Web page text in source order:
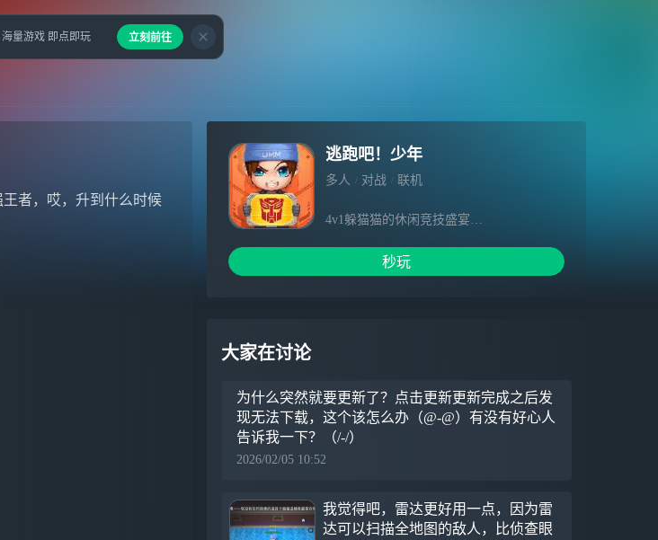
者，哎，升到什么时候
逃跑吧！少年
多人 对战 联机
4v1躲猫猫的休闲竞技盛宴
2、多样的角色选择！
3、新颖非对称竞技1V4、2V8、生存大乱斗
秒玩
大家在讨论
为什么突然就要更新了？点击更新更新完成之后发
现无法下载，这个该怎么办（@-@）有没有好心人
告诉我一下？（/-/）
2026/02/05 10:52
我觉得吧，雷达更好用一点，因为雷
达可以扫描全地图的敌人，比侦查眼
海量游戏 即点即玩 立刻前往